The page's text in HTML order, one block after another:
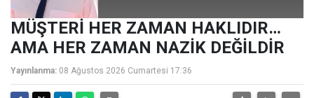
MÜŞTERİ HER ZAMAN HAKLIDIR…
AMA HER ZAMAN NAZİK DEĞİLDİR
Yayınlanma: 08 Ağustos 2026 Cumartesi 17:36